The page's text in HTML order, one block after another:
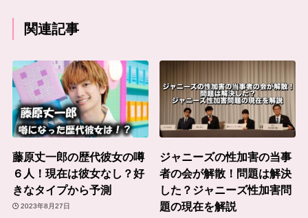
関連記事
藤原丈一郎の歴代彼女の噂
６人！現在は彼女なし？好
きなタイプから予測
2023年8月27日
ジャニーズの性加害の当事
者の会が解散！問題は解決
した？ジャニーズ性加害問
題の現在を解説